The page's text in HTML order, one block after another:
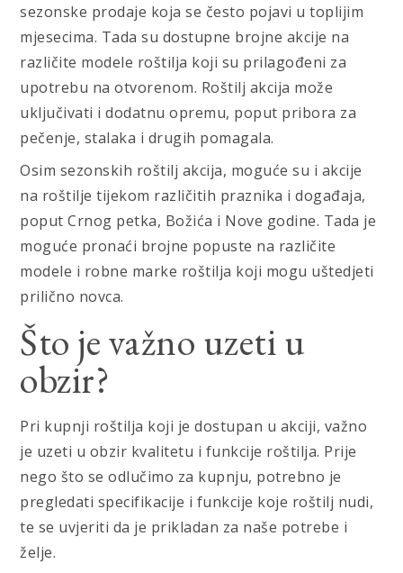
sezonske prodaje koja se često pojavi u toplijim
mjesecima. Tada su dostupne brojne akcije na
različite modele roštilja koji su prilagođeni za
upotrebu na otvorenom. Roštilj akcija može
uključivati i dodatnu opremu, poput pribora za
pečenje, stalaka i drugih pomagala.
Osim sezonskih roštilj akcija, moguće su i akcije
na roštilje tijekom različitih praznika i događaja,
poput Crnog petka, Božića i Nove godine. Tada je
moguće pronaći brojne popuste na različite
modele i robne marke roštilja koji mogu uštedjeti
prilično novca.
Što je važno uzeti u
obzir?
Pri kupnji roštilja koji je dostupan u akciji, važno
je uzeti u obzir kvalitetu i funkcije roštilja. Prije
nego što se odlučimo za kupnju, potrebno je
pregledati specifikacije i funkcije koje roštilj nudi,
te se uvjeriti da je prikladan za naše potrebe i
želje.